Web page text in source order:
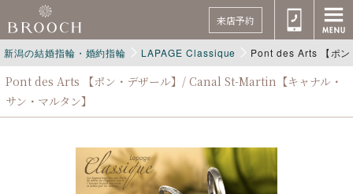
来店予約
新潟の結婚指輪・婚約指輪 LAPAGE Classique Pont des Arts 【ポ
Pont des Arts 【ポン・デザール】/ Canal St-Martin【キャナル・
サン・マルタン】